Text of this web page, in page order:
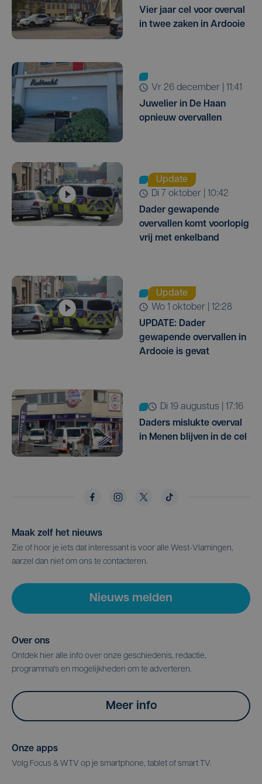
Vier jaar cel voor overval
in twee zaken in Ardooie
vr 26 december | 11:41
Juwelier in De Haan
opnieuw overvallen
Update
di 7 oktober | 10:42
Dader gewapende
overvallen komt voorlopig
vrij met enkelband
Update
wo 1 oktober | 12:28
UPDATE: Dader
gewapende overvallen in
Ardooie is gevat
di 19 augustus | 17:16
Daders mislukte overval
in Menen blijven in de cel
Maak zelf het nieuws
Zie of hoor je iets dat interessant is voor alle West-Vlamingen,
aarzel dan niet om ons te contacteren.
Nieuws melden
Over ons
Ontdek hier alle info over onze geschiedenis, redactie,
programma's en mogelijkheden om te adverteren.
Meer info
Onze apps
Volg Focus & WTV op je smartphone, tablet of smart TV.